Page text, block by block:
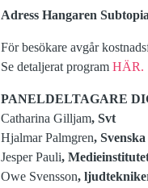
Adress Hangaren
För besökare avgår
Se detaljerat program HÄR.
PANELDELTAGARE
Catharina Gilljam, Svt
Hjalmar Palmgren,
Jesper Pauli,
Owe Svensson,